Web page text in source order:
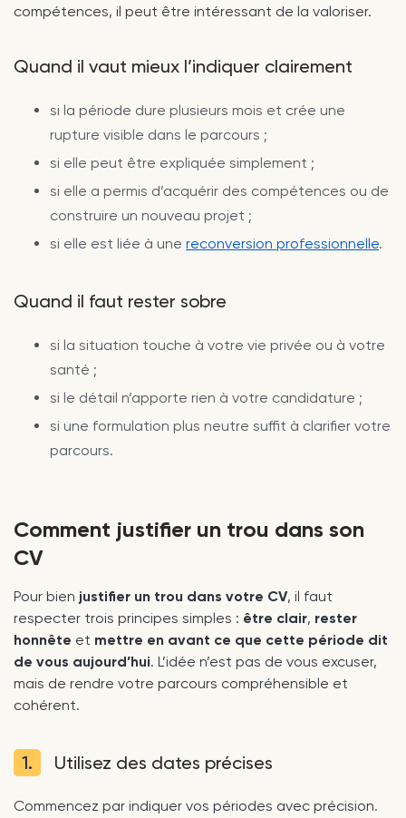
compétences, il peut être intéressant de la valoriser.
Quand il vaut mieux l’indiquer clairement
si la période dure plusieurs mois et crée une
rupture visible dans le parcours ;
si elle peut être expliquée simplement ;
si elle a permis d’acquérir des compétences ou de
construire un nouveau projet ;
si elle est liée à une reconversion professionnelle.
Quand il faut rester sobre
si la situation touche à votre vie privée ou à votre
santé ;
si le détail n’apporte rien à votre candidature ;
si une formulation plus neutre suffit à clarifier votre
parcours.
Comment justifier un trou dans son
CV
Pour bien justifier un trou dans votre CV, il faut
respecter trois principes simples : être clair, rester
honnête et mettre en avant ce que cette période dit
de vous aujourd’hui. L’idée n’est pas de vous excuser,
mais de rendre votre parcours compréhensible et
cohérent.
1. Utilisez des dates précises
Commencez par indiquer vos périodes avec précision.